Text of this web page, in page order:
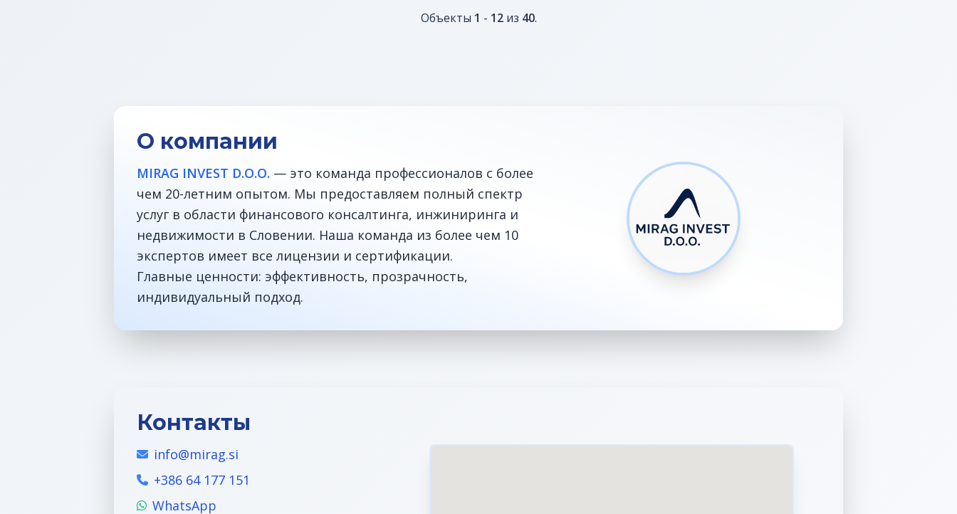
Объекты 1 - 12из 40.
О компании
MIRAG INVEST D.O.O. — это команда профессионалов с более
чем 20-летним опытом. Мы предоставляем полный спектр
услуг в области финансового консалтинга, инжиниринга и
недвижимости в Словении. Наша команда из более чем 10
экспертов имеет все лицензии и сертификации.
Главные ценности: эффективность, прозрачность,
индивидуальный подход.
Контакты
info@mirag.si
+386 64 177 151
WhatsApp